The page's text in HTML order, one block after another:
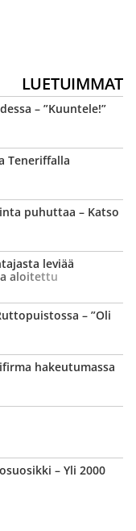
LUETUIMMAT
– ”Kuuntele!”
Teneriffalla
puhuttaa – Katso
leviää
aloitettu
– ”Oli
hakeutumassa
– Yli 2000